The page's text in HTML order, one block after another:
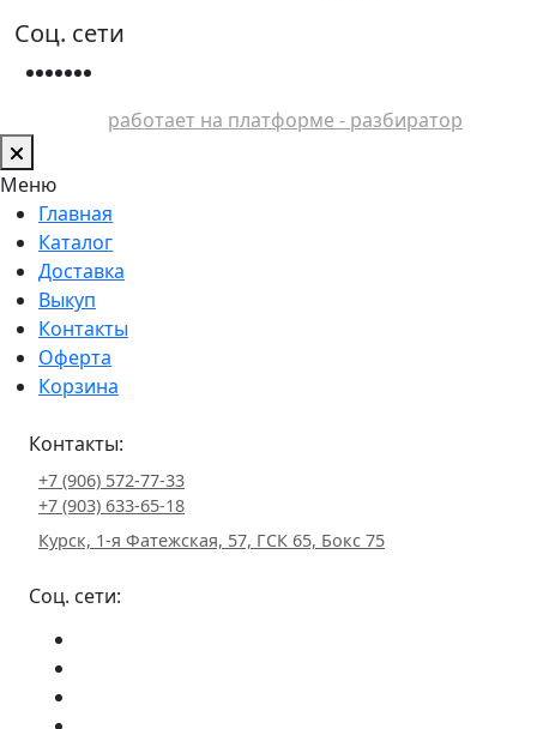
Соц. сети
работает на платформе - разбиратор
Меню
Главная
Каталог
Доставка
Выкуп
Контакты
Оферта
Корзина
Контакты:
+7 (906) 572-77-33
+7 (903) 633-65-18
Курск, 1-я Фатежская, 57, ГСК 65, Бокс 75
Соц. сети: